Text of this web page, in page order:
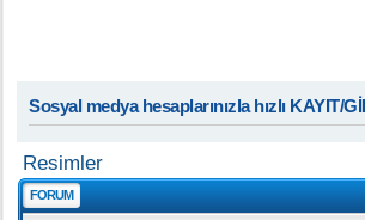
Sosyal medya hesaplarınızla hızlı KAYIT/
Resimler
FORUM